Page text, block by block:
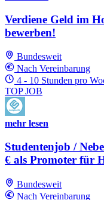
Verdiene Geld im
bewerben!
Bundesweit
Nach Vereinbarung
4 - 10 Stunden pro
TOP JOB
mehr lesen
Studentenjob /
€ als Promoter für
Bundesweit
Nach Vereinbarung